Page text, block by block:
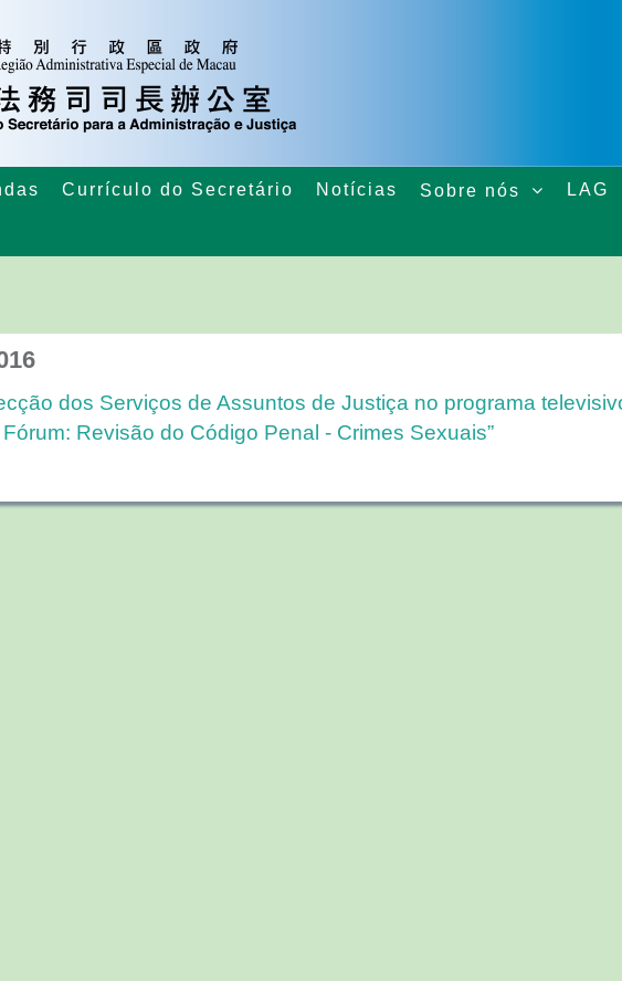
Currículo do Secretário Notícias Sobre nós LAG
dos Serviços de Assuntos de Justiça no programa
Fórum: Revisão do Código Penal - Crimes Sexuais”